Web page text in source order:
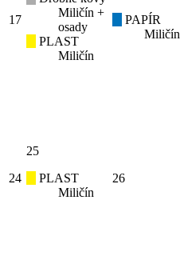
17
Miličín +
osady
PLAST
Miličín
PAPÍR
Miličín
24
25
PLAST
Miličín
26